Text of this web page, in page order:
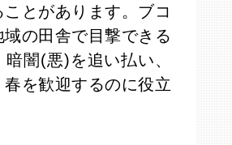
とがあります。ブコ
域の田舎で目撃できる
闇(悪)を追い払い、
を歓迎するのに役立